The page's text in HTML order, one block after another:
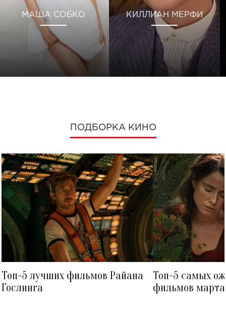
МАША СОБКО КИЛЛИАН МЕРФИ
ПОДБОРКА КИНО
Топ-5 лучших фильмов Райана
Гослинга
Топ-5 самых
фильмов